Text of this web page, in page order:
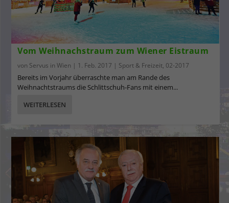
Vom Weihnachstraum zum Wiener Eistraum
von Servus in Wien | 1. Feb. 2017 | Sport & Freizeit, 02-2017
Bereits im Vorjahr überraschte man am Rande des
Weihnachtstraums die Schlittschuh-Fans mit einem...
WEITERLESEN